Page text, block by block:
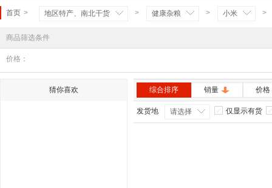
首页 > 地区特产、南北干货 > 健康杂粮 > 小米 >
商品筛选条件
价格：
猜你喜欢 综合排序 销量 价格
发货地 请选择 仅显示有货